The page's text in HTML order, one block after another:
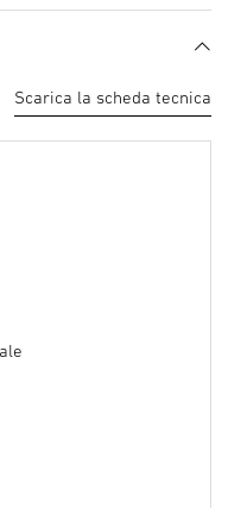
Scarica la scheda tecnica